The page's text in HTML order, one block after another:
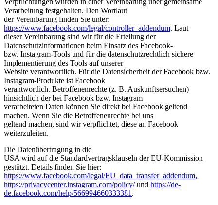
Verpflichtungen wurden in einer Vereinbarung über gemeinsame
Verarbeitung festgehalten. Den Wortlaut
der Vereinbarung finden Sie unter:
https://www.facebook.com/legal/controller_addendum. Laut
dieser Vereinbarung sind wir für die Erteilung der
Datenschutzinformationen beim Einsatz des Facebook-
bzw. Instagram-Tools und für die datenschutzrechtlich sichere
Implementierung des Tools auf unserer
Website verantwortlich. Für die Datensicherheit der Facebook bzw.
Instagram-Produkte ist Facebook
verantwortlich. Betroffenenrechte (z. B. Auskunftsersuchen)
hinsichtlich der bei Facebook bzw. Instagram
verarbeiteten Daten können Sie direkt bei Facebook geltend
machen. Wenn Sie die Betroffenenrechte bei uns
geltend machen, sind wir verpflichtet, diese an Facebook
weiterzuleiten.
Die Datenübertragung in die
USA wird auf die Standardvertragsklauseln der EU-Kommission
gestützt. Details finden Sie hier:
https://www.facebook.com/legal/EU_data_transfer_addendum,
https://privacycenter.instagram.com/policy/und https://de-
de.facebook.com/help/566994660333381 .